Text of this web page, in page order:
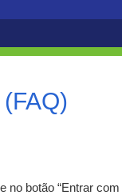
no botão “Entrar com